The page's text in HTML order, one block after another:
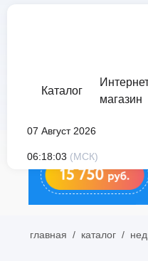
Каталог
магазин
07 Август 2026
06:18:03 (МСК)
главная / каталог /